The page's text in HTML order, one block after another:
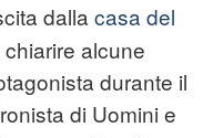
dalla casa del
alcune
durante il
di Uomini e